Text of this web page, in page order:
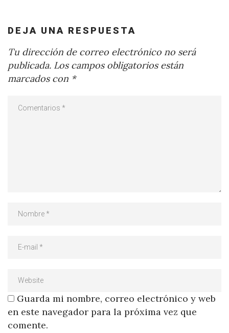
DEJA UNA RESPUESTA
Tu dirección de correo electrónico no será
publicada. Los campos obligatorios están
marcados con *
Guarda mi nombre, correo electrónico y web
en este navegador para la próxima vez que
comente.